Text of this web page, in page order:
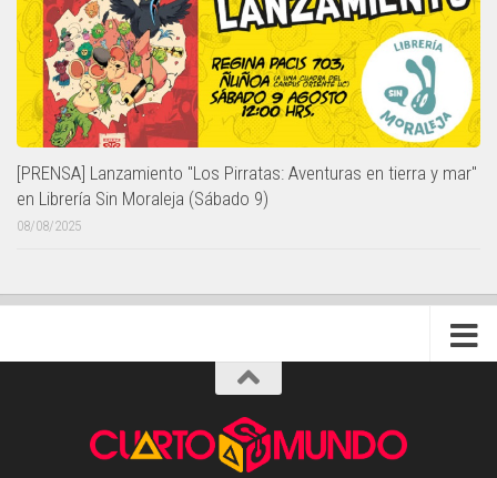
[PRENSA] Lanzamiento "Los Pirratas: Aventuras en tierra y mar"
en Librería Sin Moraleja (Sábado 9)
08/08/2025